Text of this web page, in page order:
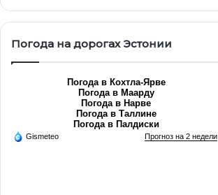
Погода на дорогах Эстонии
Погода в Кохтла-Ярве
Погода в Маарду
Погода в Нарве
Погода в Таллине
Погода в Палдиски
Gismeteo Прогноз на 2 недели